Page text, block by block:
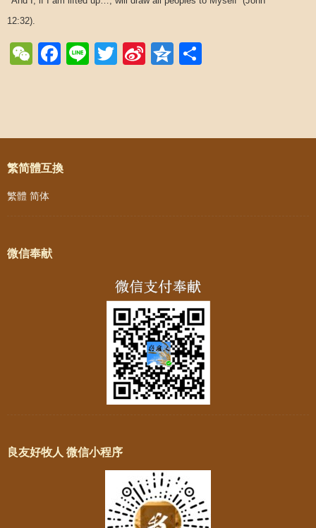
12:32).
WeChat
Facebook
LineTwitter
SinaQzone
Post navigation
繁简體互換
繁體 简体
微信奉献
良友好牧人 微信小程序